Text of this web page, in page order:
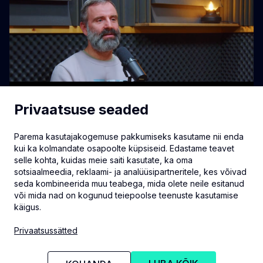
Privaatsussätted
Privaatsuse seaded
Parema kasutajakogemuse pakkumiseks kasutame nii enda
kui ka kolmandate osapoolte küpsiseid. Edastame teavet
selle kohta, kuidas meie saiti kasutate, ka oma
sotsiaalmeedia, reklaami- ja analüüsipartneritele, kes võivad
seda kombineerida muu teabega, mida olete neile esitanud
või mida nad on kogunud teiepoolse teenuste kasutamise
käigus.
Privaatsussätted